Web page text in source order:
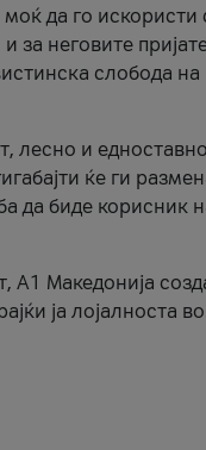
да го искористи
за неговите
слобода на
лесно и
ќе ги
да биде корисник
Македонија
ја лојалноста